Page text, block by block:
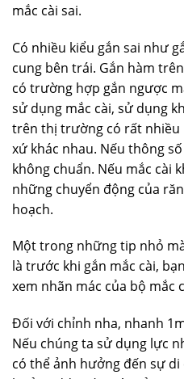
mắc cài sai.
Có nhiều kiểu gắn sai như
cung bên trái. Gắn hàm
có trường hợp gắn ngược
sử dụng mắc cài, sử dụng
trên thị trường có rất nhiều
xứ khác nhau. Nếu thông
không chuẩn. Nếu mắc cài
những chuyển động của
hoạch.
Một trong những tip nhỏ
là trước khi gắn mắc cài,
xem nhãn mác của bộ mắc
Đối với chỉnh nha, nhanh
Nếu chúng ta sử dụng lực
có thể ảnh hưởng đến sự